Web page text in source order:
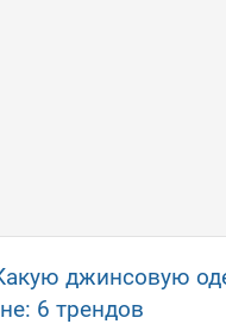
джинсовую
6 трендов